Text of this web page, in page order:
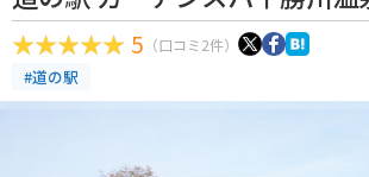
5 （口コミ2件）
#道の駅